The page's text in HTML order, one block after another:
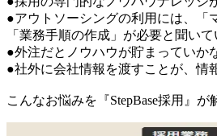
●アウトソーシングの利用には、「
「業務手順の作成」が必要と聞い
●外注だとノウハウが貯まっていか
●社外に会社情報を渡すことが、情
こんなお悩みを『StepBase採用』が